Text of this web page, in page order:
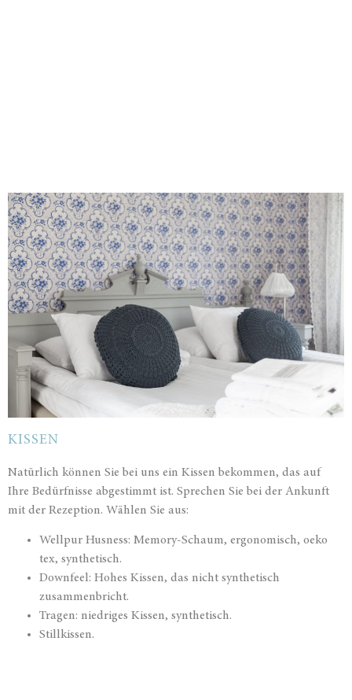
KISSEN
Natürlich können Sie bei uns ein Kissen bekommen, das auf
Ihre Bedürfnisse abgestimmt ist. Sprechen Sie bei der Ankunft
mit der Rezeption. Wählen Sie aus:
Wellpur Husness: Memory-Schaum, ergonomisch, oeko
tex, synthetisch.
Downfeel: Hohes Kissen, das nicht synthetisch
zusammenbricht.
Tragen: niedriges Kissen, synthetisch.
Stillkissen.